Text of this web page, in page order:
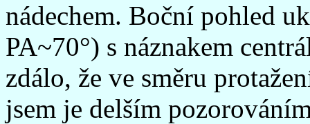
nádechem. Boční pohled
PA~70°) s náznakem
zdálo, že ve směru
jsem je delším